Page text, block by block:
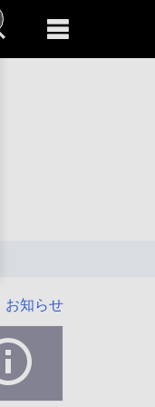
お知らせ